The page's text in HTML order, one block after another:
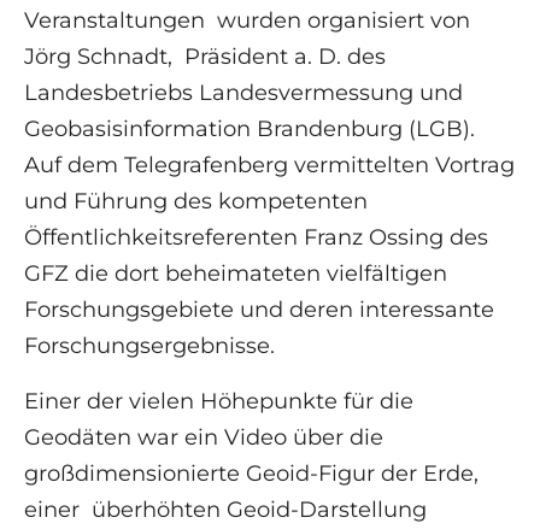
Veranstaltungen wurden organisiert von
Jörg Schnadt, Präsident a. D. des
Landesbetriebs Landesvermessung und
Geobasisinformation Brandenburg (LGB).
Auf dem Telegrafenberg vermittelten Vortrag
und Führung des kompetenten
Öffentlichkeitsreferenten Franz Ossing des
GFZ die dort beheimateten vielfältigen
Forschungsgebiete und deren interessante
Forschungsergebnisse.
Einer der vielen Höhepunkte für die
Geodäten war ein Video über die
großdimensionierte Geoid-Figur der Erde,
einer überhöhten Geoid-Darstellung